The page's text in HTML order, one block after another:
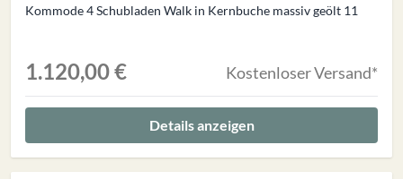
Kommode 4 Schubladen Walk in Kernbuche massiv geölt 11
1.120,00 € Kostenloser Versand*
Details anzeigen